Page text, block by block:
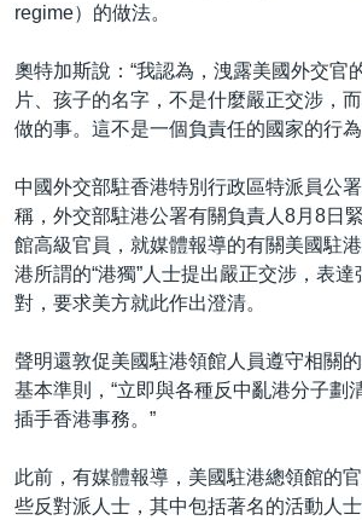
regime）的做法。
奧特加斯說：“我認為，洩露美國外交官
片、孩子的名字，不是什麼嚴正交涉，
做的事。這不是一個負責任的國家的行為
中國外交部駐香港特別行政區特派員公
稱，外交部駐港公署有關負責人8月8日
館高級官員，就媒體報導的有關美國駐
港所謂的“港獨”人士提出嚴正交涉，表達
對，要求美方就此作出澄清。
聲明還敦促美國駐港領館人員遵守相關
基本準則，“立即與各種反中亂港分子劃
插手香港事務。”
此前，有媒體報導，美國駐港總領館的
些反對派人士，其中包括著名的活動人